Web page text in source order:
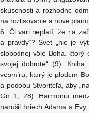
skúsenosti a rozhodne
na rozlišovanie a nové
6. Či vari neplatí, že na
a pravdy“? Svet „nie je
slobodnej vôle Boha,
svojej dobrote“ (9).
vesmíru, ktorý je plodom
a podobu Stvoriteľa, aby
Gn 1, 28). Harmóniu
narušil hriech Adama a